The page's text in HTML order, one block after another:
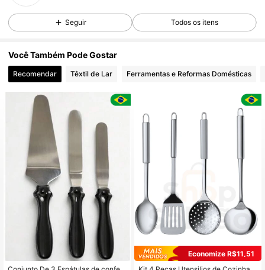
Seguir Todos os itens
Você Também Pode Gostar
Recomendar Têxtil de Lar Ferramentas e Reformas Domésticas
Economize R$11,51